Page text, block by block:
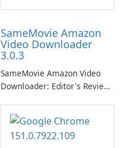
SameMovie Amazon
Video Downloader
3.0.3
SameMovie Amazon Video
Downloader: Editor's Review
Downloader is a desktop
utility for saving Amazon
Prime Video titles and other